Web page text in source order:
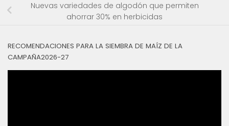
Nuevas variedades de algodón que permiten
ahorrar 30% en herbicidas
RECOMENDACIONES PARA LA SIEMBRA DE MAÍZ DE LA
CAMPAÑA2026-27